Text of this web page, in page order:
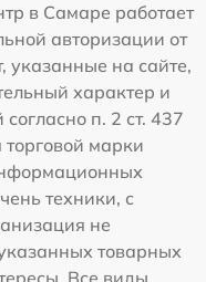
в Самаре работает
авторизации от
указанные на сайте,
характер и
п. 2 ст. 437
марки
техники, с
не
товарных